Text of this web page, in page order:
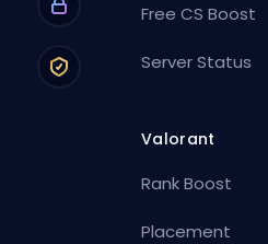
Free CS Boost
Server Status
Valorant
Rank Boost
Placement